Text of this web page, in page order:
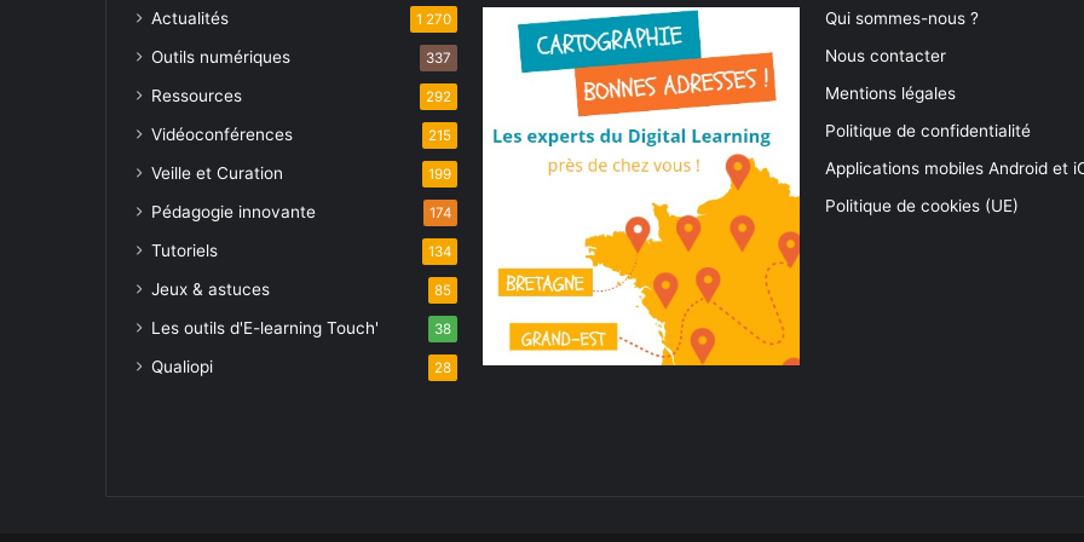
Actualités 1 270
Outils numériques 337
Ressources 292
Vidéoconférences 215
Veille et Curation 199
Pédagogie innovante 174
Tutoriels 134
Jeux & astuces 85
Les outils d'E-learning Touch' 38
Qualiopi 28
Qui sommes-nous ?
Nous contacter
Mentions légales
Politique de confidentialité
Applications mobiles Android et
Politique de cookies (UE)